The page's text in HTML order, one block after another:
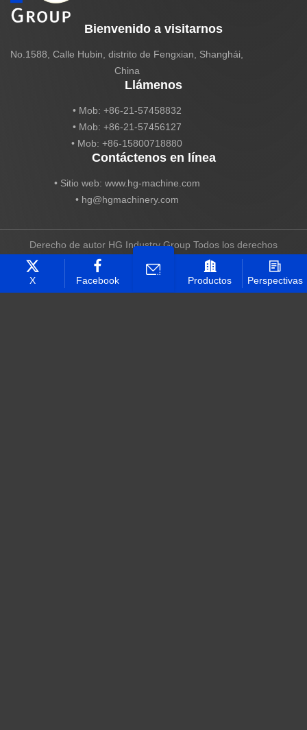
Bienvenido a visitarnos
No.1588, Calle Hubin, distrito de Fengxian, Shanghái,
China
Llámenos
• Mob: +86-21-57458832
• Mob: +86-21-57456127
• Mob: +86-15800718880
Contáctenos en línea
• Sitio web: www.hg-machine.com
• hg@hgmachinery.com
Derecho de autor HG Industry Group Todos los derechos
reservados
Technical Support ： Smart Cloud
X Facebook Productos Perspectivas